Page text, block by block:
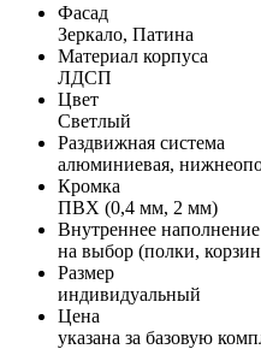
Фасад
Зеркало, Патина
Материал корпуса
ЛДСП
Цвет
Светлый
Раздвижная система
алюминиевая,
Кромка
ПВХ (0,4 мм, 2 мм)
Внутреннее наполнение
на выбор (полки,
Размер
индивидуальный
Цена
указана за базовую